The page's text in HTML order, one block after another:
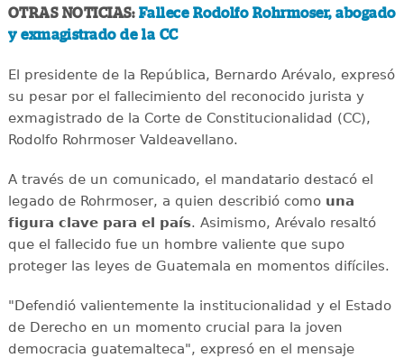
OTRAS NOTICIAS: Fallece Rodolfo Rohrmoser, abogado
y exmagistrado de la CC
El presidente de la República, Bernardo Arévalo, expresó
su pesar por el fallecimiento del reconocido jurista y
exmagistrado de la Corte de Constitucionalidad (CC),
Rodolfo Rohrmoser Valdeavellano.
A través de un comunicado, el mandatario destacó el
legado de Rohrmoser, a quien describió comouna
figura clave para el país. Asimismo, Arévalo resaltó
que el fallecido fue un hombre valiente que supo
proteger las leyes de Guatemala en momentos difíciles.
"Defendió valientemente la institucionalidad y el Estado
de Derecho en un momento crucial para la joven
democracia guatemalteca", expresó en el mensaje